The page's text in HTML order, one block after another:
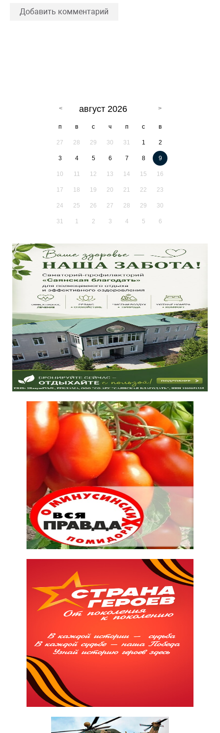
Добавить комментарий
август 2026
п в с ч п с в
27 28 29 30 31 1 2
3 4 5 6 7 8 9
10 11 12 13 14 15 16
17 18 19 20 21 22 23
24 25 26 27 28 29 30
31 1 2 3 4 5 6